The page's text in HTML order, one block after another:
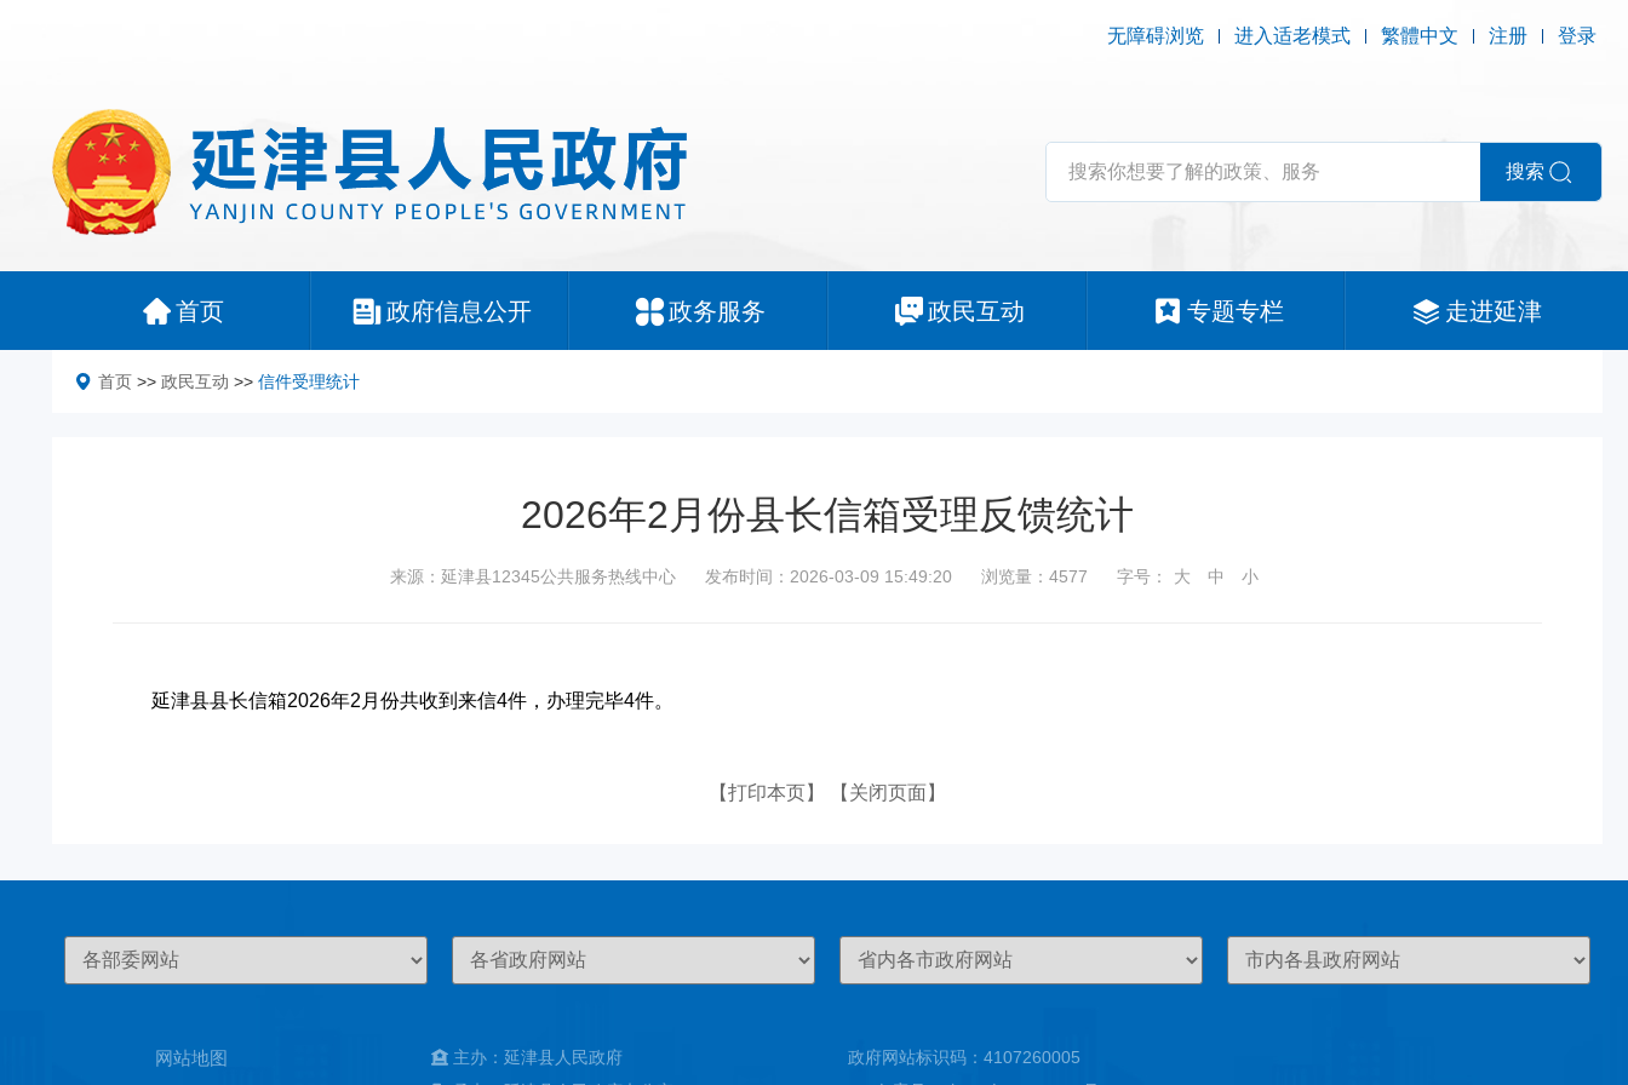
无障碍浏览 进入适老模式 繁體中文 注册 登录
搜索
首页 政府信息公开 政务服务 政民互动 专题专栏 走进延津
首页 >> 政民互动 >> 信件受理统计
2026年2月份县长信箱受理反馈统计
来源：延津县12345公共服务热线中心 发布时间：2026-03-09 15:49:20 浏览量：4577 字号： 大 中 小
延津县县长信箱2026年2月份共收到来信4件，办理完毕4件。
【打印本页】 【关闭页面】
网站地图
主办：延津县人民政府
政府网站标识码：4107260005